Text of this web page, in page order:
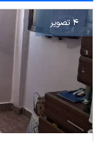
4 تصویر